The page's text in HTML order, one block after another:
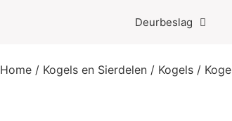
Deurbeslag
Home / Kogels en Sierdelen / Kogels /